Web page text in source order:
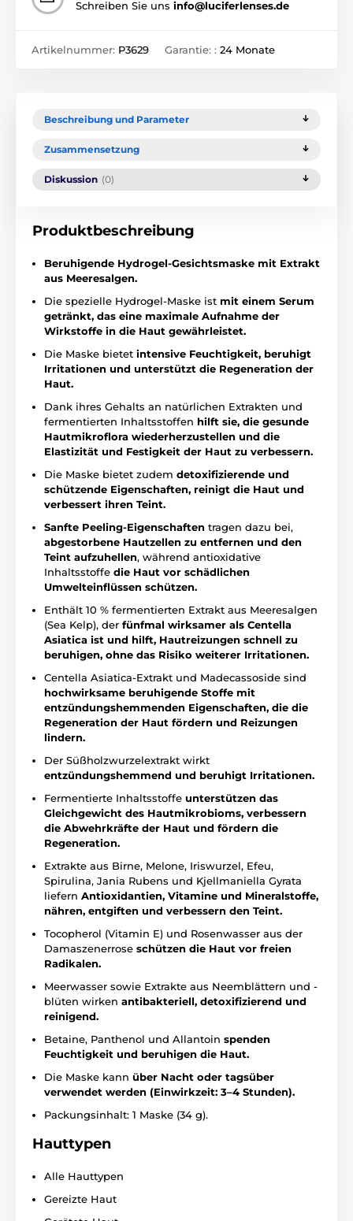
Schreiben Sie uns info@luciferlenses.de
Artikelnummer: P3629 Garantie: : 24 Monate
Beschreibung und Parameter
Zusammensetzung
Diskussion (0)
Produktbeschreibung
Beruhigende Hydrogel-Gesichtsmaske mit Extrakt
aus Meeresalgen.
Die spezielle Hydrogel-Maske ist mit einem Serum
getränkt, das eine maximale Aufnahme der
Wirkstoffe in die Haut gewährleistet.
Die Maske bietet intensive Feuchtigkeit, beruhigt
Irritationen und unterstützt die Regeneration der
Haut.
Dank ihres Gehalts an natürlichen Extrakten und
fermentierten Inhaltsstoffen hilft sie, die gesunde
Hautmikroflora wiederherzustellen und die
Elastizität und Festigkeit der Haut zu verbessern.
Die Maske bietet zudem detoxifizierende und
schützende Eigenschaften, reinigt die Haut und
verbessert ihren Teint.
Sanfte Peeling-Eigenschaften tragen dazu bei,
abgestorbene Hautzellen zu entfernen und den
Teint aufzuhellen, während antioxidative
Inhaltsstoffe die Haut vor schädlichen
Umwelteinflüssen schützen.
Enthält 10 % fermentierten Extrakt aus Meeresalgen
(Sea Kelp), der fünfmal wirksamer als Centella
Asiatica ist und hilft, Hautreizungen schnell zu
beruhigen, ohne das Risiko weiterer Irritationen.
Centella Asiatica-Extrakt und Madecassoside sind
hochwirksame beruhigende Stoffe mit
entzündungshemmenden Eigenschaften, die die
Regeneration der Haut fördern und Reizungen
lindern.
Der Süßholzwurzelextrakt wirkt
entzündungshemmend und beruhigt Irritationen.
Fermentierte Inhaltsstoffe unterstützen das
Gleichgewicht des Hautmikrobioms, verbessern
die Abwehrkräfte der Haut und fördern die
Regeneration.
Extrakte aus Birne, Melone, Iriswurzel, Efeu,
Spirulina, Jania Rubens und Kjellmaniella Gyrata
liefern Antioxidantien, Vitamine und Mineralstoffe,
nähren, entgiften und verbessern den Teint.
Tocopherol (Vitamin E) und Rosenwasser aus der
Damaszenerrose schützen die Haut vor freien
Radikalen.
Meerwasser sowie Extrakte aus Neemblättern und -
blüten wirken antibakteriell, detoxifizierend und
reinigend.
Betaine, Panthenol und Allantoin spenden
Feuchtigkeit und beruhigen die Haut.
Die Maske kann über Nacht oder tagsüber
verwendet werden (Einwirkzeit: 3–4 Stunden).
Packungsinhalt: 1 Maske (34 g).
Hauttypen
Alle Hauttypen
Gereizte Haut